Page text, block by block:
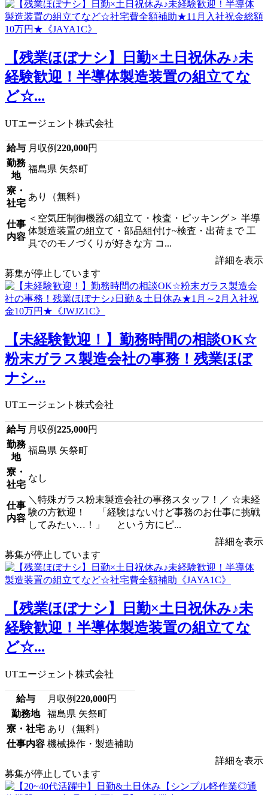
【残業ほぼナシ】日勤×土日祝休み♪未
経験歓迎！半導体製造装置の組立てな
ど☆...
UTエージェント株式会社
給与 月収例220,000円
勤務
地
福島県 矢祭町
寮・
社宅
あり（無料）
仕事
内容
＜空気圧制御機器の組立て・検査・ピッキング＞ 半導
体製造装置の組立て・部品組付け~検査・出荷まで 工
具でのモノづくりが好きな方 コ...
詳細を表示
募集が停止しています
【未経験歓迎！】勤務時間の相談OK☆
粉末ガラス製造会社の事務！残業ほぼ
ナシ...
UTエージェント株式会社
給与 月収例225,000円
勤務
地
福島県 矢祭町
寮・
社宅
なし
仕事
内容
＼特殊ガラス粉末製造会社の事務スタッフ！／ ☆未経
験の方歓迎！ 「経験はないけど事務のお仕事に挑戦
してみたい…！」 という方にピ...
詳細を表示
募集が停止しています
【残業ほぼナシ】日勤×土日祝休み♪未
経験歓迎！半導体製造装置の組立てな
ど☆...
UTエージェント株式会社
給与 月収例220,000円
勤務地
福島県 矢祭町
寮・社宅 あり（無料）
仕事内容 機械操作・製造補助
詳細を表示
募集が停止しています